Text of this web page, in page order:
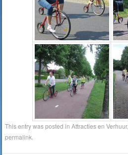
This entry was posted inAttracties en Verhuur,
permalink